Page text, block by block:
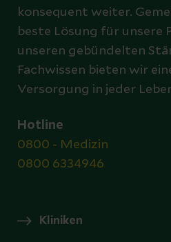
konsequent weiter.
beste Lösung für unsere
unseren gebündelten
Fachwissen bieten wir
Versorgung in jeder
Hotline
0800 - Medizin
0800 6334946
Kliniken